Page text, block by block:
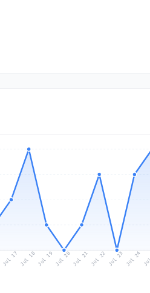
Jul 17 Jul 18Jul 19 Jul 20 Jul 21 Jul 22 Jul 23 Jul 24